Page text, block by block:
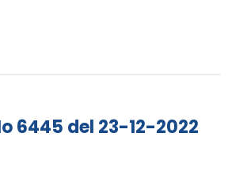
6445 del 23-12-2022